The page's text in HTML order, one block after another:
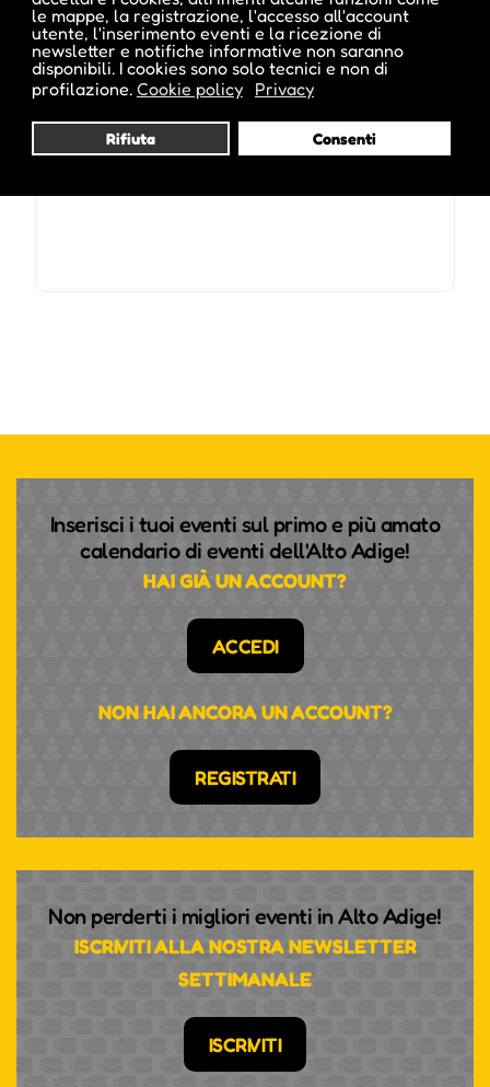
le mappe, la registrazione, l'accesso all'account
utente, l'inserimento eventi e la ricezione di
newsletter e notifiche informative non saranno
disponibili. I cookies sono solo tecnici e non di
profilazione. Cookie policy Privacy
Rifiuta Consenti
Date e orari evento :
Inserisci i tuoi eventi sul primo e più amato
calendario di eventi dell'Alto Adige!
HAI GIÀ UN ACCOUNT?
ACCEDI
NON HAI ANCORA UN ACCOUNT?
REGISTRATI
Non perderti i migliori eventi in Alto Adige!
ISCRIVITI ALLA NOSTRA NEWSLETTER
SETTIMANALE
ISCRIVITI